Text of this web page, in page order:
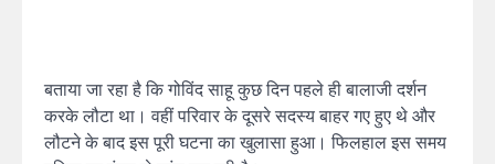
बताया जा रहा है कि गोविंद साहू कुछ दिन पहले ही बालाजी दर्शन
करके लौटा था। वहीं परिवार के दूसरे सदस्य बाहर गए हुए थे और
लौटने के बाद इस पूरी घटना का खुलासा हुआ। फिलहाल इस समय